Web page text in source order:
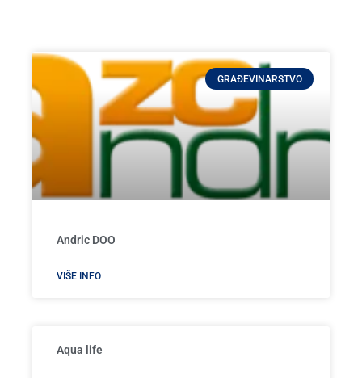
GRAĐEVINARSTVO
Andric DOO
VIŠE INFO
Aqua life